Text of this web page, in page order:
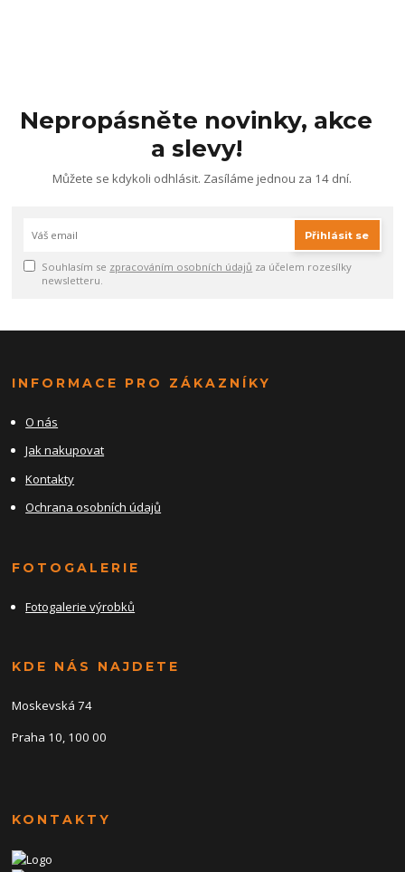
Nepropásněte novinky, akce
a slevy!
Můžete se kdykoli odhlásit. Zasíláme jednou za 14 dní.
Přihlásit se
Souhlasím se zpracováním osobních údajů za účelem rozesílky
newsletteru.
INFORMACE PRO ZÁKAZNÍKY
O nás
Jak nakupovat
Kontakty
Ochrana osobních údajů
FOTOGALERIE
Fotogalerie výrobků
KDE NÁS NAJDETE
Moskevská 74
Praha 10, 100 00
KONTAKTY